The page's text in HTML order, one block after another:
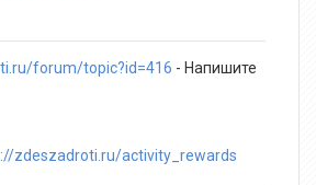
forum/topic?id=416 - Напишите
zdeszadroti.ru/activity_rewards